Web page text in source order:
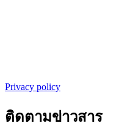
Privacy policy
ติดตามข่าวสาร